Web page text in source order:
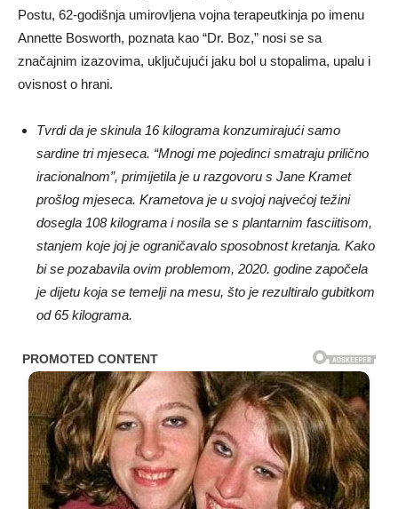
Postu, 62-godišnja umirovljena vojna terapeutkinja po imenu
Annette Bosworth, poznata kao “Dr. Boz,” nosi se sa
značajnim izazovima, uključujući jaku bol u stopalima, upalu i
ovisnost o hrani.
Tvrdi da je skinula 16 kilograma konzumirajući samo
sardine tri mjeseca. “Mnogi me pojedinci smatraju prilično
iracionalnom”, primijetila je u razgovoru s Jane Kramet
prošlog mjeseca. Krametova je u svojoj najvećoj težini
dosegla 108 kilograma i nosila se s plantarnim fasciitisom,
stanjem koje joj je ograničavalo sposobnost kretanja. Kako
bi se pozabavila ovim problemom, 2020. godine započela
je dijetu koja se temelji na mesu, što je rezultiralo gubitkom
od 65 kilograma.